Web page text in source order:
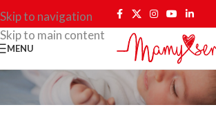
Skip to navigation
Skip to main content
MENU